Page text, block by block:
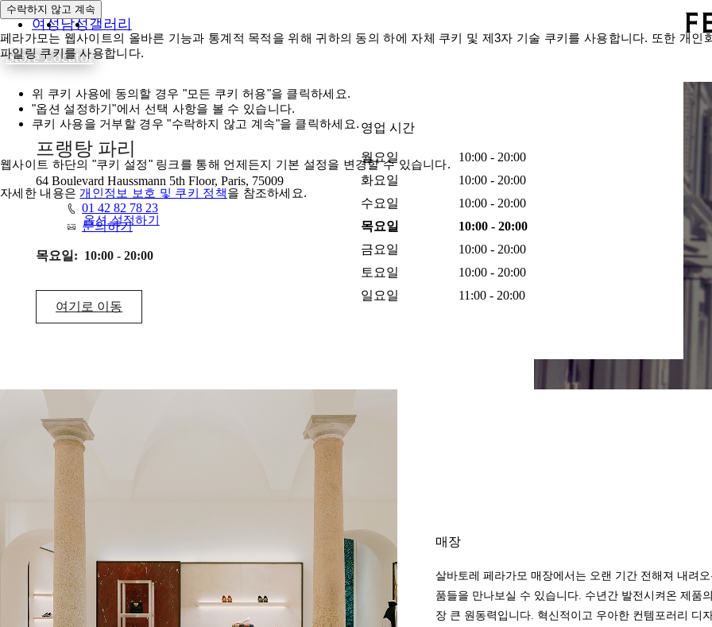
여성남성갤러리
Store Locator
프랭탕 파리
64 Boulevard Haussmann 5th Floor, Paris, 75009
01 42 82 78 23
문의하기
목요일: 10:00 - 20:00
여기로 이동
영업 시간
월요일
10:00 - 20:00
화요일
10:00 - 20:00
수요일
10:00 - 20:00
목요일
10:00 - 20:00
금요일
10:00 - 20:00
토요일
10:00 - 20:00
일요일
11:00 - 20:00
매장
살바토레 페라가모 매장에서는 오랜 기간 전해져 내려
품들을 만나보실 수 있습니다. 수년간 발전시켜온 제품
장 큰 원동력입니다. 혁신적이고 우아한 컨템포러리 디
수락하지 않고 계속
페라가모는 웹사이트의 올바른 기능과 통계적 목적을 위해 귀하의 동의 하에 자체 쿠키 및 제3자 기술 쿠키를 사용합니다. 또한 개
파일링 쿠키를 사용합니다.
위 쿠키 사용에 동의할 경우 "모든 쿠키 허용"을 클릭하세요.
"옵션 설정하기"에서 선택 사항을 볼 수 있습니다.
쿠키 사용을 거부할 경우 "수락하지 않고 계속"을 클릭하세요.
웹사이트 하단의 "쿠키 설정" 링크를 통해 언제든지 기본 설정을 변경할 수 있습니다.
자세한 내용은 개인정보 보호 및 쿠키 정책을 참조하세요.
옵션 설정하기